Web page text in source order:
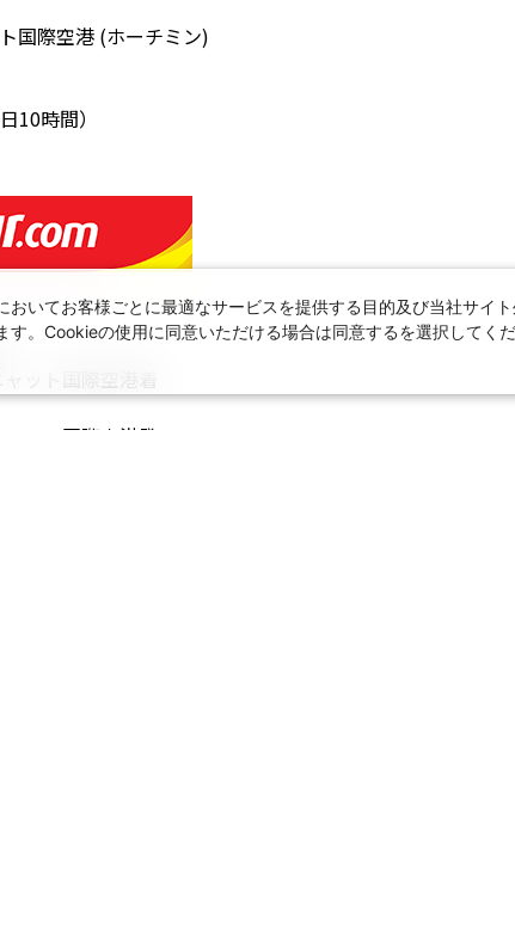
国際空港 (ホーチミン)
10時間）
おいてお客様ごとに最適なサービスを提供する目的及び当社サイ
す。Cookieの使用に同意いただける場合は同意するを選択してく